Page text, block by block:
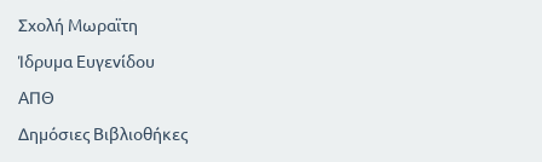
Σχολή Μωραϊτη
Ίδρυμα Ευγενίδου
ΑΠΘ
Δημόσιες Βιβλιοθήκες